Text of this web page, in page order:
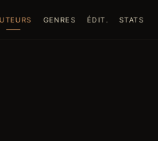
GENRES ÉDIT. STATS